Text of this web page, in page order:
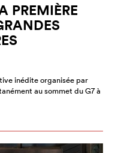
PREMIÈRE
inédite organisée par
au sommet du G7 à